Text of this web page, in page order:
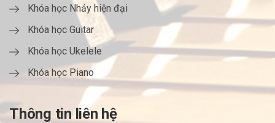
Khóa học Nhảy hiện đại
Khóa học Guitar
Khóa học Ukelele
Khóa học Piano
Thông tin liên hệ